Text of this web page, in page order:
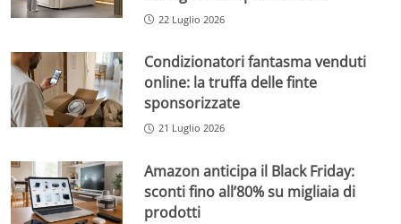
22 Luglio 2026
Condizionatori fantasma venduti
online: la truffa delle finte
sponsorizzate
21 Luglio 2026
Amazon anticipa il Black Friday:
sconti fino all’80% su migliaia di
prodotti